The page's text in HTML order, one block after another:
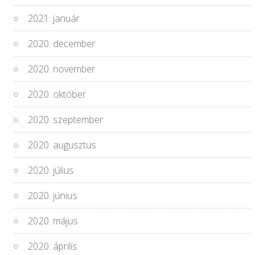
2021. január
2020. december
2020. november
2020. október
2020. szeptember
2020. augusztus
2020. július
2020. június
2020. május
2020. április